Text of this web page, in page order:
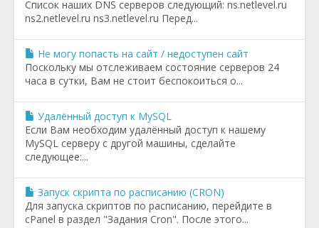
Список наших DNS серверов следующий: ns.netlevel.ru
ns2.netlevel.ru ns3.netlevel.ru Перед...
Не могу попасть на сайт / недоступен сайт
Поскольку мы отслеживаем состояние серверов 24
часа в сутки, Вам не стоит беспокоиться о...
Удалённый доступ к MySQL
Если Вам необходим удалённый доступ к нашему
MySQL серверу с другой машины, сделайте
следующее:...
Запуск скрипта по расписанию (CRON)
Для запуска скриптов по расписанию, перейдите в
cPanel в раздел "Задания Cron". После этого...